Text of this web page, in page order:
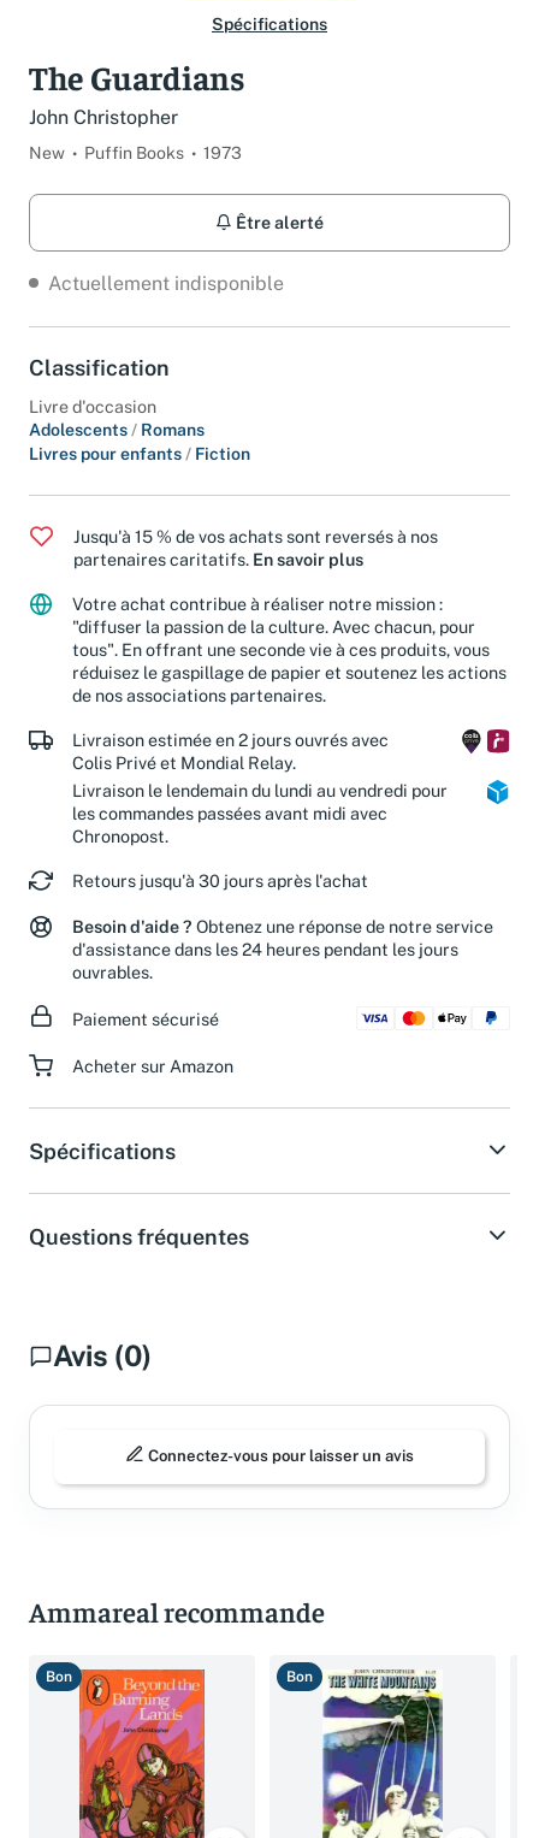
Spécifications
The Guardians
John Christopher
New Puffin Books 1973
Être alerté
Actuellement indisponible
Classification
Livre d'occasion
Adolescents/ Romans
Livres pour enfants/ Fiction
Jusqu'à 15 % de vos achats sont reversés à nos
partenaires caritatifs. En savoir plus
Votre achat contribue à réaliser notre mission :
"diffuser la passion de la culture. Avec chacun, pour
tous". En offrant une seconde vie à ces produits, vous
réduisez le gaspillage de papier et soutenez les actions
de nos associations partenaires.
Livraison estimée en 2 jours ouvrés avec
Colis Privé et Mondial Relay.
Livraison le lendemain du lundi au vendredi pour
les commandes passées avant midi avec
Chronopost.
Retours jusqu'à 30 jours après l'achat
Besoin d'aide ? Obtenez une réponse de notre service
d'assistance dans les 24 heures pendant les jours
ouvrables.
Paiement sécurisé
Acheter sur Amazon
Spécifications
Questions fréquentes
Avis (0)
Connectez-vous pour laisser un avis
Ammareal recommande
Bon Bon